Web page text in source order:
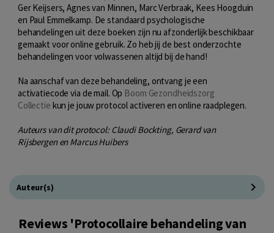
Ger Keijsers, Agnes van Minnen, Marc Verbraak, Kees Hoogduin
en Paul Emmelkamp. De standaard psychologische
behandelingen uit deze boeken zijn nu afzonderlijk beschikbaar
gemaakt voor online gebruik. Zo heb jij de best onderzochte
behandelingen voor volwassenen altijd bij de hand!
Na aanschaf van deze behandeling, ontvang je een
activatiecode via de mail. Op Boom Gezondheidszorg
Collectie kun je jouw protocol activeren en online raadplegen.
Auteurs van dit protocol: Claudi Bockting, Gerard van
Rijsbergen en Marcus Huibers
Auteur(s)
Reviews 'Protocollaire behandeling van